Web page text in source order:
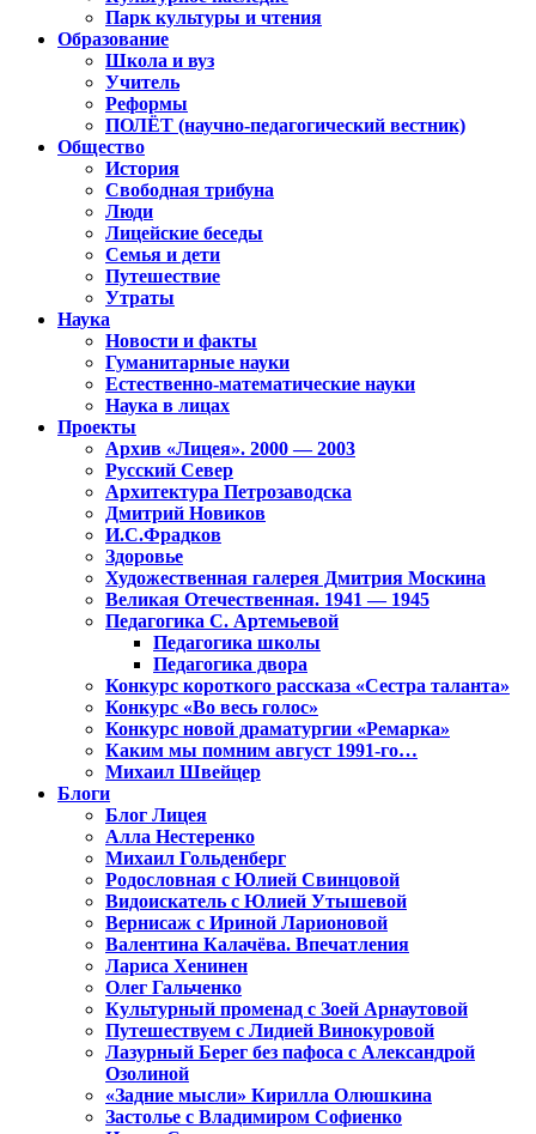
Парк культуры и чтения
Образование
Школа и вуз
Учитель
Реформы
ПОЛЁТ (научно-педагогический вестник)
Общество
История
Свободная трибуна
Люди
Лицейские беседы
Семья и дети
Путешествие
Утраты
Наука
Новости и факты
Гуманитарные науки
Естественно-математические науки
Наука в лицах
Проекты
Архив «Лицея». 2000 — 2003
Русский Север
Архитектура Петрозаводска
Дмитрий Новиков
И.С.Фрадков
Здоровье
Художественная галерея Дмитрия Москина
Великая Отечественная. 1941 — 1945
Педагогика С. Артемьевой
Педагогика школы
Педагогика двора
Конкурс короткого рассказа «Сестра таланта»
Конкурс «Во весь голос»
Конкурс новой драматургии «Ремарка»
Каким мы помним август 1991-го…
Михаил Швейцер
Блоги
Блог Лицея
Алла Нестеренко
Михаил Гольденберг
Родословная с Юлией Свинцовой
Видоискатель с Юлией Утышевой
Вернисаж с Ириной Ларионовой
Валентина Калачёва. Впечатления
Лариса Хенинен
Олег Гальченко
Культурный променад с Зоей Арнаутовой
Путешествуем с Лидией Винокуровой
Лазурный Берег без пафоса с Александрой
Озолиной
«Задние мысли» Кирилла Олюшкина
Застолье с Владимиром Софиенко